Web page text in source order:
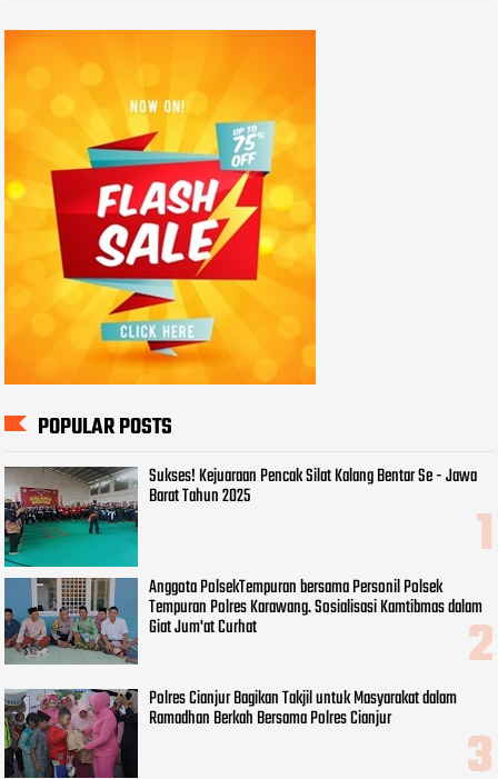
POPULAR POSTS
Sukses! Kejuaraan Pencak Silat Kalang Bentar Se - Jawa
Barat Tahun 2025
Anggota PolsekTempuran bersama Personil Polsek
Tempuran Polres Karawang. Sosialisasi Kamtibmas dalam
Giat Jum'at Curhat
Polres Cianjur Bagikan Takjil untuk Masyarakat dalam
Ramadhan Berkah Bersama Polres Cianjur